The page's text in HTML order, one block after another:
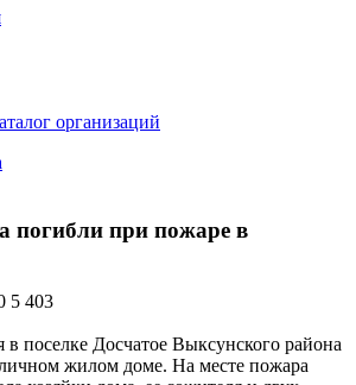
организаций
погибли при пожаре в
5 403
в поселке Досчатое Выксунского района
жилом доме. На месте пожара